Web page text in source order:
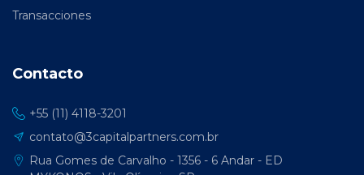
Transacciones
Contacto
+55 (11) 4118-3201
contato@3capitalpartners.com.br
Rua Gomes de Carvalho - 1356 - 6 Andar - ED